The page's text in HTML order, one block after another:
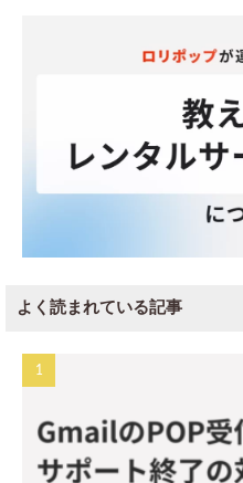
よく読まれている記事